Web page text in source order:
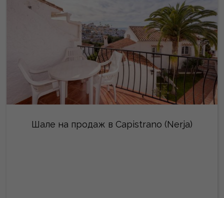
Шале на продаж в Capistrano (Nerja)